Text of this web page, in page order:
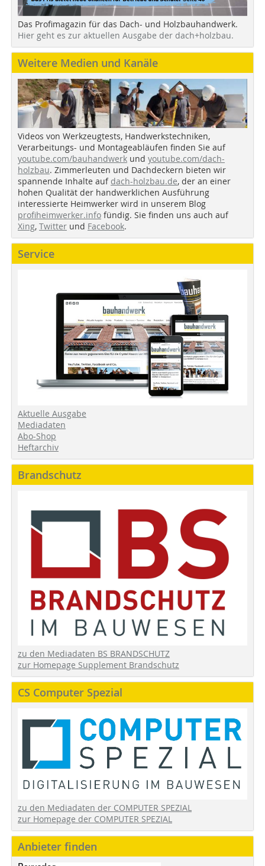
Das Profimagazin für das Dach- und Holzbauhandwerk.
Hier geht es zur aktuellen Ausgabe der dach+holzbau.
Weitere Medien und Kanäle
Videos von Werkzeugtests, Handwerkstechniken,
Verarbeitungs- und Montageabläufen finden Sie auf
youtube.com/bauhandwerk und youtube.com/dach-
holzbau. Zimmerleuten und Dachdeckern bieten wir
spannende Inhalte auf dach-holzbau.de, der an einer
hohen Qualität der handwerklichen Ausführung
interessierte Heimwerker wird in unserem Blog
profiheimwerker.info fündig. Sie finden uns auch auf
Xing, Twitter und Facebook.
Service
Aktuelle Ausgabe
Mediadaten
Abo-Shop
Heftarchiv
Brandschutz
zu den Mediadaten BS BRANDSCHUTZ
zur Homepage Supplement Brandschutz
CS Computer Spezial
zu den Mediadaten der COMPUTER SPEZIAL
zur Homepage der COMPUTER SPEZIAL
Anbieter finden